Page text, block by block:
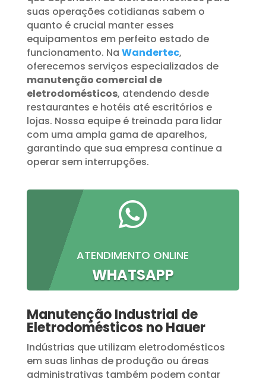
suas operações cotidianas sabem o
quanto é crucial manter esses
equipamentos em perfeito estado de
funcionamento. Na Wandertec,
oferecemos serviços especializados de
manutenção comercial de
eletrodomésticos, atendendo desde
restaurantes e hotéis até escritórios e
lojas. Nossa equipe é treinada para lidar
com uma ampla gama de aparelhos,
garantindo que sua empresa continue a
operar sem interrupções.

ATENDIMENTO ONLINE
WHATSAPP
Manutenção Industrial de
Eletrodomésticos no Hauer
Indústrias que utilizam eletrodomésticos
em suas linhas de produção ou áreas
administrativas também podem contar